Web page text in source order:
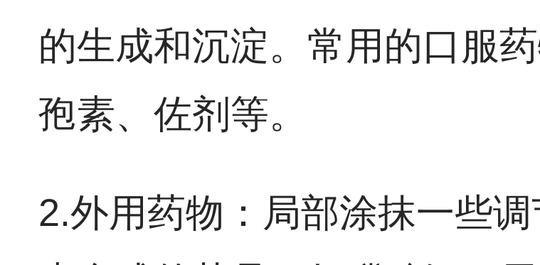
的生成和沉淀。常用的口服
孢素、佐剂等。
2.外用药物：局部涂抹一些